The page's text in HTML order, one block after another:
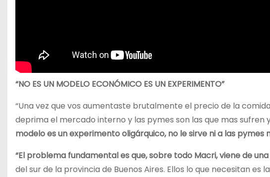
“NO ES UN MODELO ECONÓMICO ES UN EXPERIMENTO”
“Una vez que vos aumentaste brutalmente el precio de la
deprima el mercado interno y las pymes son las que mas sufren
modelo es un experimento oligárquico, no le sirve ni a las pymes
“El problema fundamental es que, sobre todo Macri, viene de
del sur de la provincia de Buenos Aires. Ellos lo que necesitan es